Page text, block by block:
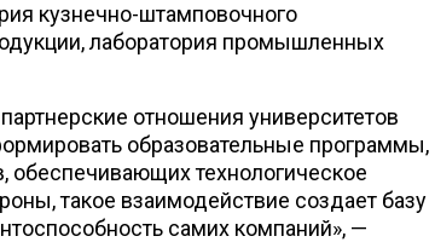
кузнечно-штамповочного
лаборатория промышленных
отношения университетов
образовательные программы,
технологическое
такое взаимодействие создает базу
самих компаний», —